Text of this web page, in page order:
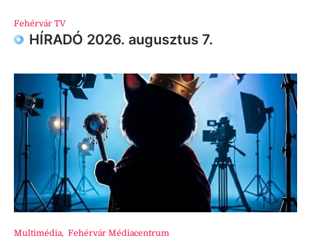
Fehérvár TV
HÍRADÓ 2026. augusztus 7.
Multimédia, Fehérvár Médiacentrum